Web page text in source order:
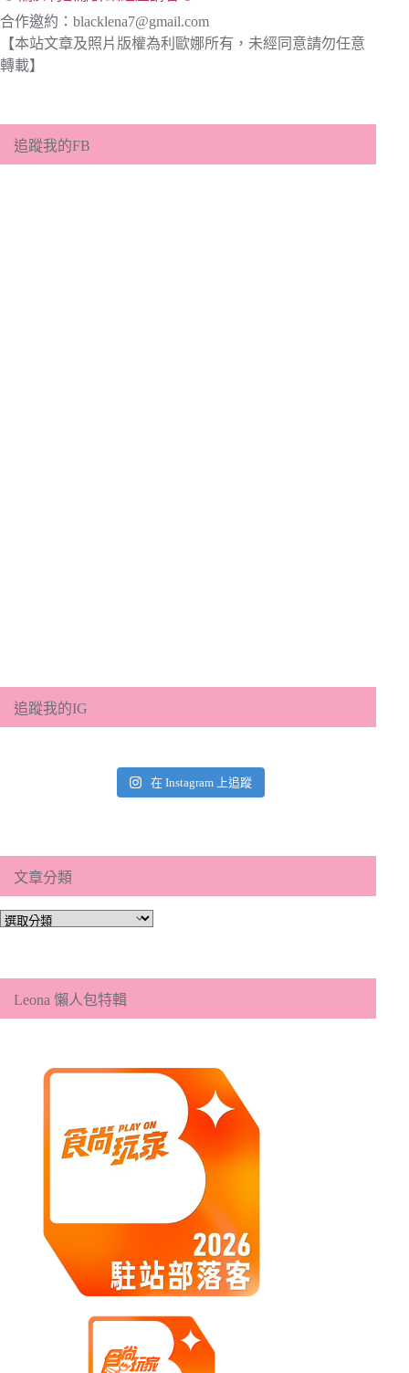
合作邀約： blacklena7@gmail.com
【本站文章及照片版權為利歐娜所有，未經同意請勿任意
轉載】
追蹤我的FB
追蹤我的IG
在 Instagram 上追蹤
文章分類
文
類
Leona 懶人包特輯